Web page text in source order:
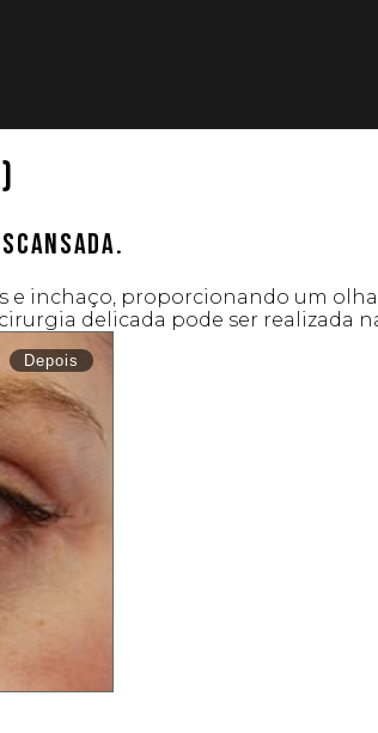
inchaço, proporcionando um
delicada pode ser realizada
Depois